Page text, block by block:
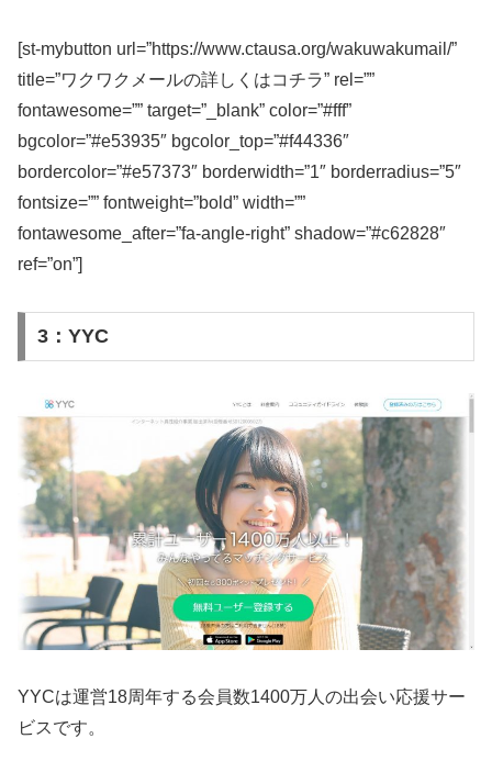
[st-mybutton url=”https://www.ctausa.org/wakuwakumail/”
title=”ワクワクメールの詳しくはコチラ” rel=””
fontawesome=”” target=”_blank” color=”#fff”
bgcolor=”#e53935″ bgcolor_top=”#f44336″
bordercolor=”#e57373″ borderwidth=”1″ borderradius=”5″
fontsize=”” fontweight=”bold” width=””
fontawesome_after=”fa-angle-right” shadow=”#c62828″
ref=”on”]
3：YYC
YYCは運営18周年する会員数1400万人の出会い応援サー
ビスです。